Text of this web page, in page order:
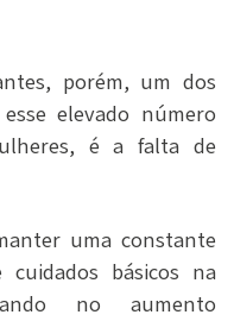
porém, um dos
elevado número
é a falta de
uma constante
cuidados básicos na
no aumento